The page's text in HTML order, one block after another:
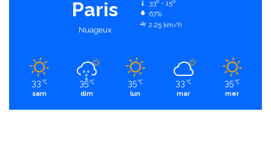
Paris
Nuageux
33º - 15º
67%
2.25 km/h
33 ℃
sam
35 ℃
dim
35 ℃
lun
33 ℃
mar
35 ℃
mer